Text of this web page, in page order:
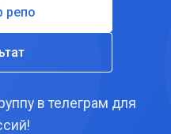
репо
в телеграм для